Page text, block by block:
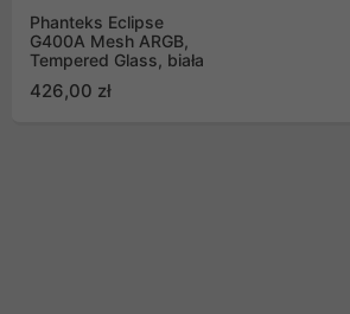
Phanteks Eclipse
G400A Mesh ARGB,
Tempered Glass, biała
426,00 zł